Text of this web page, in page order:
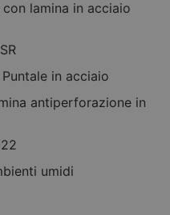
lamina in acciaio
Puntale in acciaio
antiperforazione in
umidi